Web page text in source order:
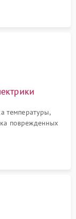
на разрывы.
температуры,
поврежденных
и контактов.